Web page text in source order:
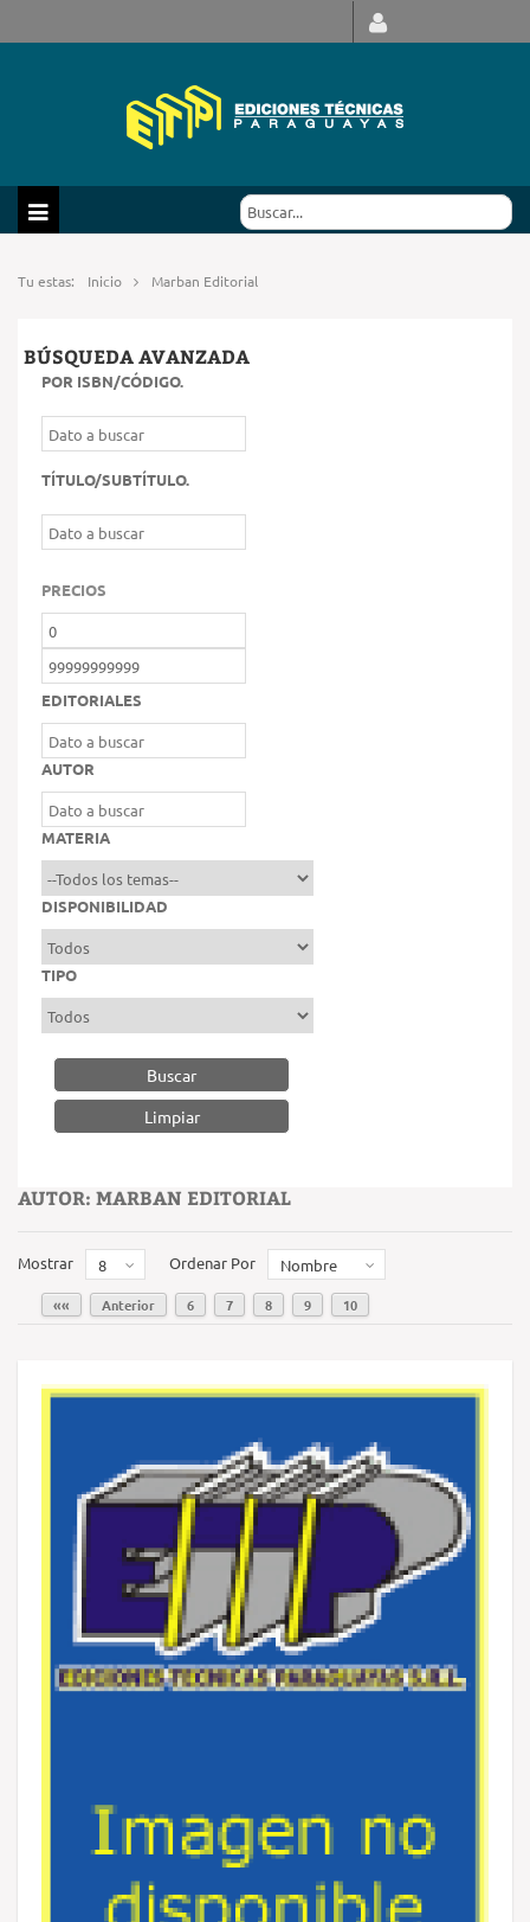
Tu estas: Inicio Marban Editorial
BÚSQUEDA AVANZADA
POR ISBN/CÓDIGO.
TÍTULO/SUBTÍTULO.
PRECIOS
EDITORIALES
AUTOR
MATERIA
DISPONIBILIDAD
TIPO
Buscar
AUTOR: MARBAN EDITORIAL
Mostrar 8 Ordenar Por Nombre
«« Anterior 6 7 8 9 10